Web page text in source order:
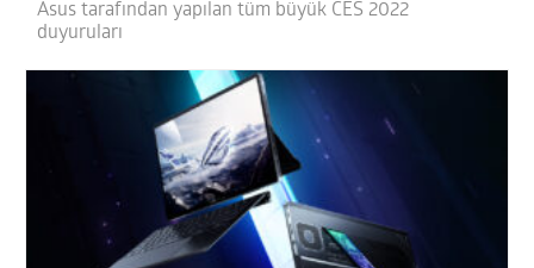
Asus tarafından yapılan tüm büyük CES 2022
duyuruları